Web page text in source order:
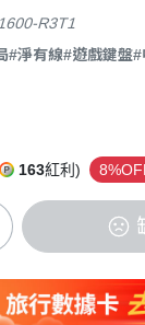
R3T1
#淨有線#遊戲鍵盤#
163紅利)